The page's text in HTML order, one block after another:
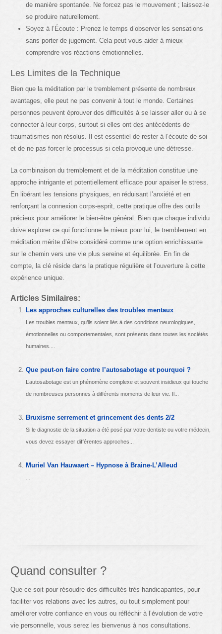
de manière spontanée. Ne forcez pas le mouvement ; laissez-le
se produire naturellement.
Soyez à l’Écoute : Prenez le temps d’observer les sensations
sans porter de jugement. Cela peut vous aider à mieux
comprendre vos réactions émotionnelles.
Les Limites de la Technique
Bien que la méditation par le tremblement présente de nombreux
avantages, elle peut ne pas convenir à tout le monde. Certaines
personnes peuvent éprouver des difficultés à se laisser aller ou à se
connecter à leur corps, surtout si elles ont des antécédents de
traumatismes non résolus. Il est essentiel de rester à l’écoute de soi
et de ne pas forcer le processus si cela provoque une détresse.
La combinaison du tremblement et de la méditation constitue une
approche intrigante et potentiellement efficace pour apaiser le stress.
En libérant les tensions physiques, en réduisant l’anxiété et en
renforçant la connexion corps-esprit, cette pratique offre des outils
précieux pour améliorer le bien-être général. Bien que chaque individu
doive explorer ce qui fonctionne le mieux pour lui, le tremblement en
méditation mérite d’être considéré comme une option enrichissante
sur le chemin vers une vie plus sereine et équilibrée. En fin de
compte, la clé réside dans la pratique régulière et l’ouverture à cette
expérience unique.
Articles Similaires:
Les approches culturelles des troubles mentaux
Les troubles mentaux, qu’ils soient liés à des conditions neurologiques,
émotionnelles ou comportementales, sont présents dans toutes les sociétés
humaines....
Que peut-on faire contre l’autosabotage et pourquoi ?
L’autosabotage est un phénomène complexe et souvent insidieux qui touche
de nombreuses personnes à différents moments de leur vie. Il...
Bruxisme serrement et grincement des dents 2/2
Si le diagnostic de la situation a été posé par votre dentiste ou votre médecin,
vous devez essayer différentes approches...
Muriel Van Hauwaert – Hypnose à Braine-L’Alleud
Quand consulter ?
Que ce soit pour résoudre des difficultés très handicapantes, pour
faciliter vos relations avec les autres, ou tout simplement pour
améliorer votre confiance en vous ou réfléchir à l’évolution de votre
vie personnelle, vous serez les bienvenus à nos consultations.